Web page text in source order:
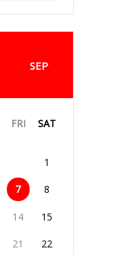
SEP
FRI SAT
1
7 8
14 15
21 22